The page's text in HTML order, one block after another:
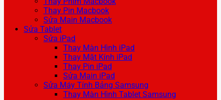
Thay Pin Macbook
Sửa Main Macbook
Sửa Tablet
Sửa iPad
Thay Màn Hình iPad
Thay Mặt Kính iPad
Thay Pin iPad
Sửa Main iPad
Sửa Máy Tính Bảng Samsung
Thay Màn Hình Tablet Samsung